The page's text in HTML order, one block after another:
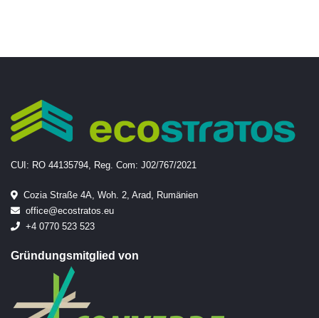
CUI: RO 44135794, Reg. Com: J02/767/2021
Cozia Straße 4A, Woh. 2, Arad, Rumänien
office@ecostratos.eu
+4 0770 523 523
Gründungsmitglied von